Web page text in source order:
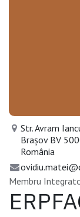
Str. Avram
Brașov BV
România
Membru